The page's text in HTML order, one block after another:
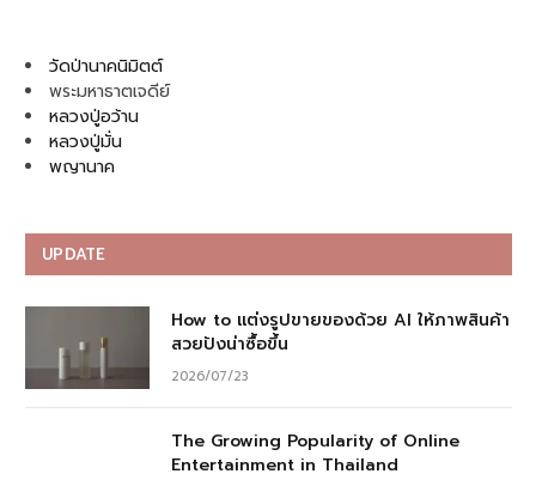
วัดป่านาคนิมิตต์
พระมหาธาตเจดีย์
หลวงปู่อว้าน
หลวงปู่มั่น
พญานาค
UPDATE
How to แต่งรูปขายของด้วย AI ให้ภาพสินค้า
สวยปังน่าซื้อขึ้น
2026/07/23
The Growing Popularity of Online
Entertainment in Thailand